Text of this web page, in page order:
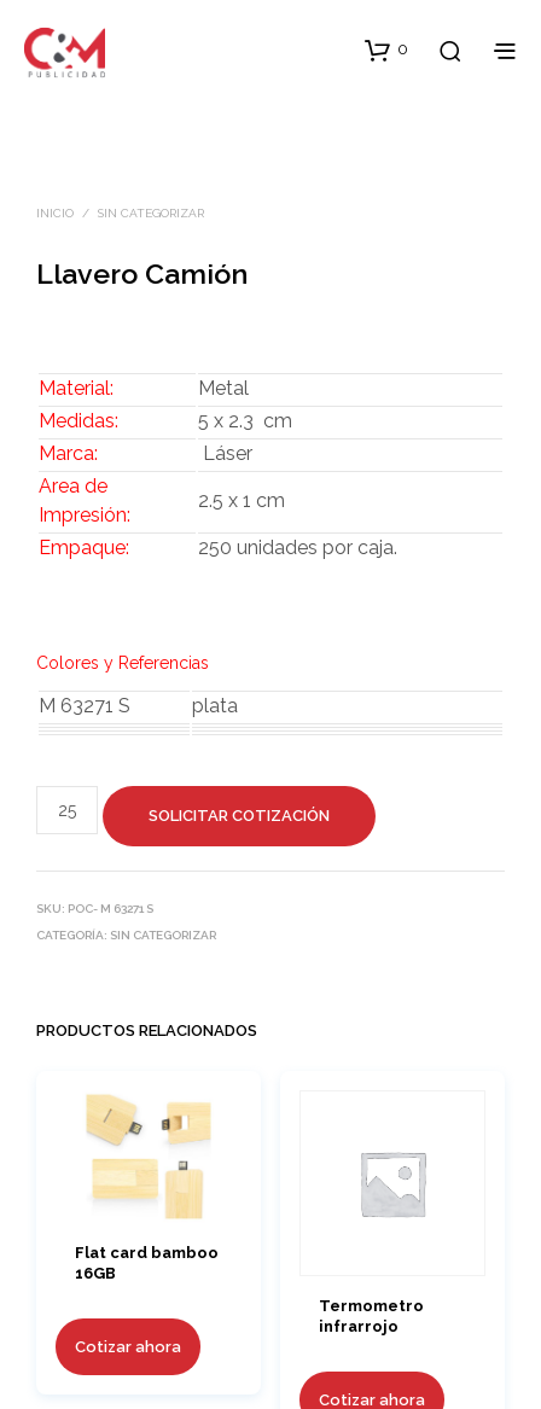
0
INICIO / SIN CATEGORIZAR
Llavero Camión
Material:
Metal
Medidas:
5 x 2.3 cm
Marca:
Láser
Area de
Impresión:
2.5 x 1 cm
Empaque: 250 unidades por caja.
Colores y Referencias
M 63271 S plata
SOLICITAR COTIZACIÓN
SKU: POC- M 63271 S
CATEGORÍA: SIN CATEGORIZAR
PRODUCTOS RELACIONADOS
Flat card bamboo
16GB
Cotizar ahora
Termometro
infrarrojo
Cotizar ahora